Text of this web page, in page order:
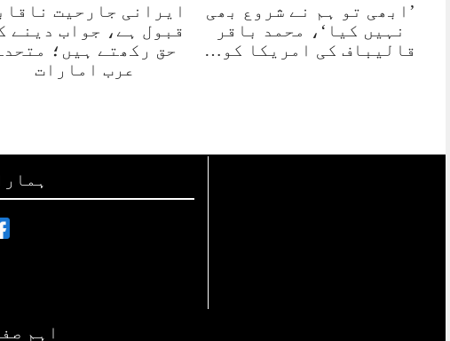
’ابھی تو ہم نے شروع بھی
نہیں کیا‘، محمد باقر
قالیباف کی امریکا کو…
ایرانی جارحیت
قبول ہے، جواب دینے
حق رکھتے ہیں؛
عرب امارات
اہم